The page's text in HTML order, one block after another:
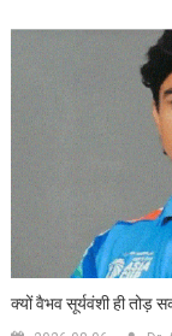
क्यों वैभव सूर्यवंशी ही तोड़